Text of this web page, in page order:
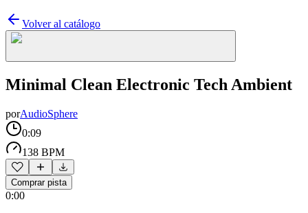
Volver al catálogo
Minimal Clean Electronic Tech Ambient
porAudioSphere
0:09
138 BPM
Comprar pista
0:00